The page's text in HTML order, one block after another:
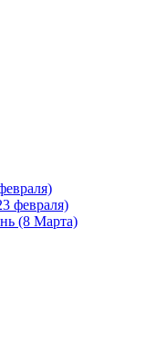
февраля)
(8 Марта)